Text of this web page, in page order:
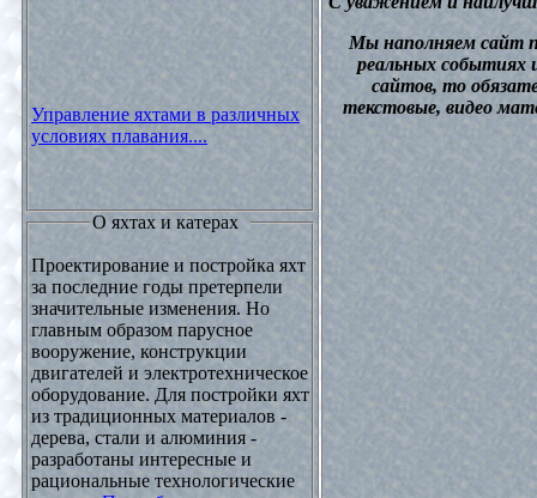
Управление яхтами в различных
условиях плавания....
О яхтах и катерах
Проектирование и постройка яхт
за последние годы претерпели
значительные изменения. Но
главным образом парусное
вооружение, конструкции
двигателей и электротехническое
оборудование. Для постройки яхт
из традиционных материалов -
дерева, стали и алюминия -
разработаны интересные и
рациональные технологические
Мы наполняем сайт
реальных событиях
сайтов, то
текстовые, видео